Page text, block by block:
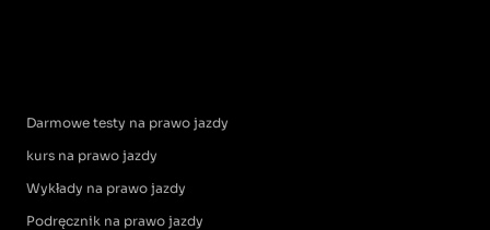
Darmowe testy na prawo jazdy
kurs na prawo jazdy
Wykłady na prawo jazdy
Podręcznik na prawo jazdy